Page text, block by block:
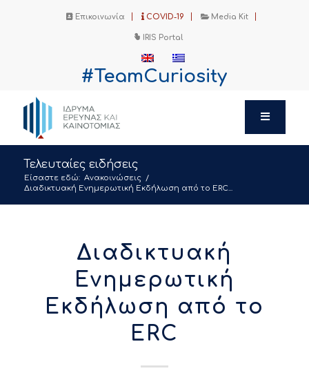
Επικοινωνία COVID-19 Media Kit
IRIS Portal
#TeamCuriosity
Τελευταίες ειδήσεις
Είσαστε εδώ: Ανακοινώσεις /
Διαδικτυακή Ενημερωτική Εκδήλωση από το ERC...
Διαδικτυακή
Ενημερωτική
Εκδήλωση από το
ERC